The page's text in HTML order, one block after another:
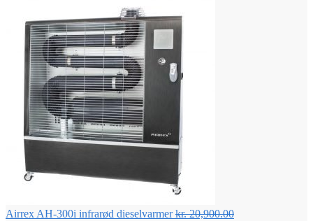
Airrex AH-300i infrarød dieselvarmer kr.20,900.00